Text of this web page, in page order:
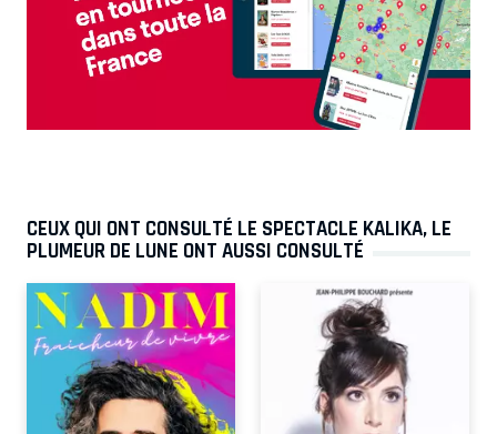
CEUX QUI ONT CONSULTÉ LE SPECTACLE KALIKA, LE
PLUMEUR DE LUNE ONT AUSSI CONSULTÉ